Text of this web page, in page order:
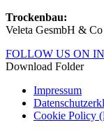
Trockenbau:
Veleta GesmbH &
FOLLOW US ON
Download Folder
Impressum
Cookie Policy